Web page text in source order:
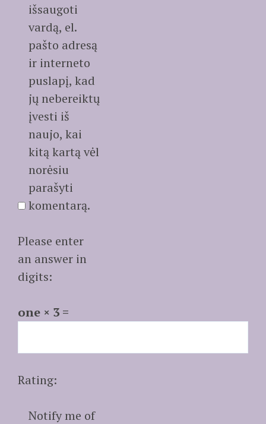
išsaugoti
vardą, el.
pašto adresą
ir interneto
puslapį, kad
jų nebereiktų
įvesti iš
naujo, kai
kitą kartą vėl
norėsiu
parašyti
komentarą.
Please enter
an answer in
digits:
one × 3 =
Rating:
Notify me of